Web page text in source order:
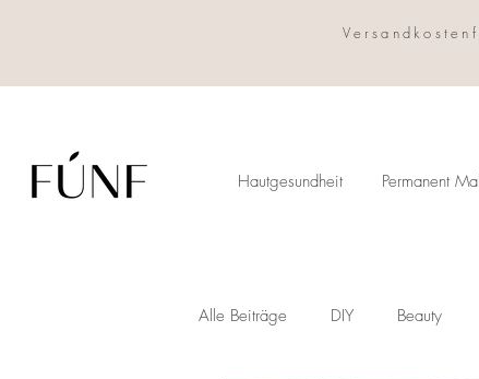
Hautgesundheit Permanent
Alle Beiträge DIY Beauty